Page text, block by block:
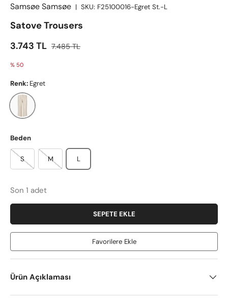
Samsøe Samsøe | SKU: F25100016-Egret St.-L
Satove Trousers
İndirimli fiyat
3.743 TL Satış fiyatı
7.485 TL
% 50
Renk: Egret
Egret
Beden
S M L
Son 1 adet
SEPETE EKLE
Favorilere Ekle
Ürün Açıklaması